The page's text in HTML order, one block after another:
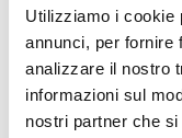
Utilizziamo i cookie
annunci, per fornire
analizzare il nostro
informazioni sul
nostri partner che
NACE Rev.2 “59.11”
titolari della
per il quale
un adattamento
all’esercizio dei